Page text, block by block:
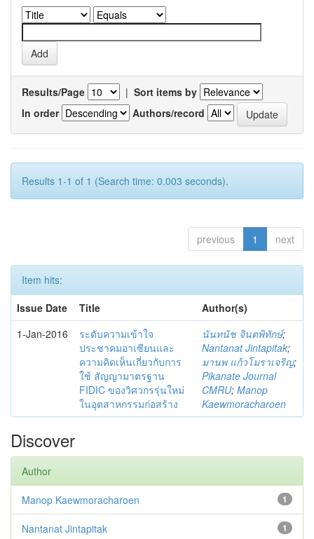
Results/Page | Sort items by
In order
Authors/record
Results 1-1 of 1 (Search time: 0.003 seconds).
previous 1 next
Item hits:
Issue Date
Title
Author(s)
1-Jan-2016
ระดับความเข้าใจ
ประชาคมอาเซียนและ
ความคิดเห็นเกี่ยวกับการ
ใช้ สัญญามาตรฐาน
FIDIC ของวิศวกรรุ่นใหม่
ในอุตสาหกรรมก่อสร้าง
นันทนัช จินตพิทักษ์;
Nantanat Jintapitak;
มานพ แก้วโมราเจริญ;
Pikanate Journal
CMRU; Manop
Kaewmoracharoen
Discover
Author
1
Manop Kaewmoracharoen
1
Nantanat Jintapitak